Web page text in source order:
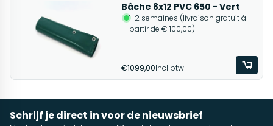
Bâche 8x12 PVC 650 - Vert
1-2 semaines (livraison gratuit à
partir de € 100,00)
€1099,00Incl btw
Schrijf je direct in voor de nieuwsbrief